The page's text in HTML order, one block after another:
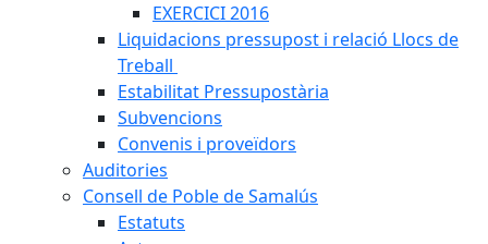
EXERCICI 2016
Liquidacions pressupost i relació Llocs de
Treball
Estabilitat Pressupostària
Subvencions
Convenis i proveïdors
Auditories
Consell de Poble de Samalús
Estatuts